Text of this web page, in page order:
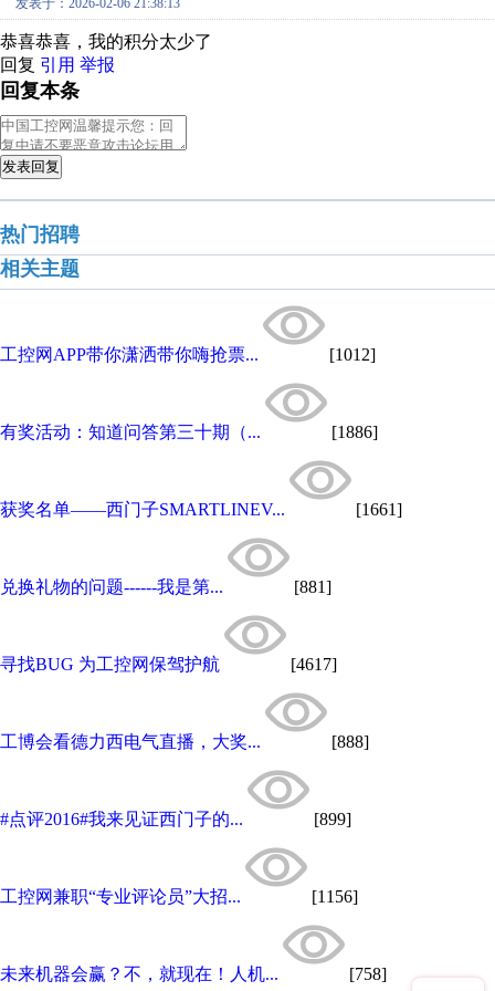
发表于：2026-02-06 21:38:13
恭喜恭喜，我的积分太少了
回复 引用 举报
回复本条
发表回复
热门招聘
相关主题
工控网APP带你潇洒带你嗨抢票... [1012]
有奖活动：知道问答第三十期（... [1886]
获奖名单——西门子SMARTLINEV... [1661]
兑换礼物的问题------我是第... [881]
寻找BUG 为工控网保驾护航 [4617]
工博会看德力西电气直播，大奖... [888]
#点评2016#我来见证西门子的... [899]
工控网兼职“专业评论员”大招... [1156]
未来机器会赢？不，就现在！人机... [758]